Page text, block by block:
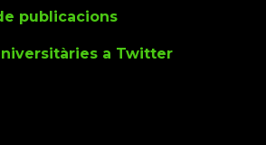
publicacions
a Twitter